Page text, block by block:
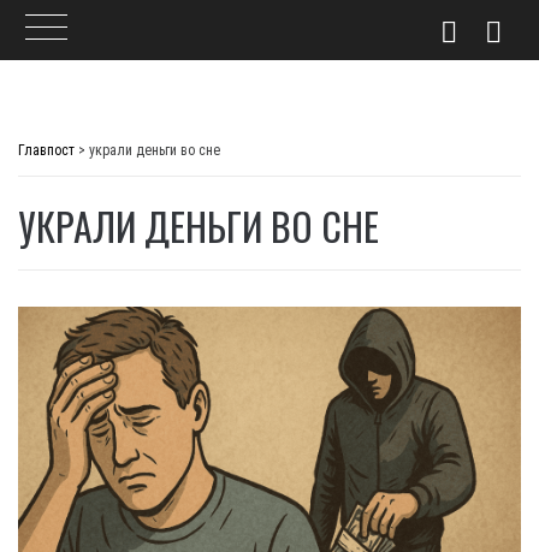
Главпост > украли деньги во сне
УКРАЛИ ДЕНЬГИ ВО СНЕ